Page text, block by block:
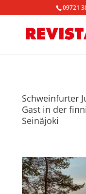
09721
Schweinfurter
Gast in der
Seinäjoki